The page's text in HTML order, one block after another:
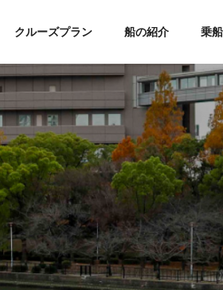
クルーズプラン 船の紹介 乗